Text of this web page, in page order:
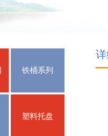
铁桶系列
塑料托盘